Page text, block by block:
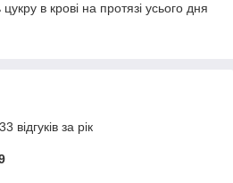
в крові на протязі усього дня
відгуків за рік